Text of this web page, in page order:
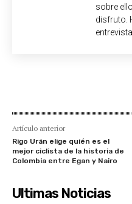
sobre
disfruto.
Artículo anterior
Rigo Urán elige quién es el
mejor ciclista de la historia de
Colombia entre Egan y Nairo
Ultimas Noticias